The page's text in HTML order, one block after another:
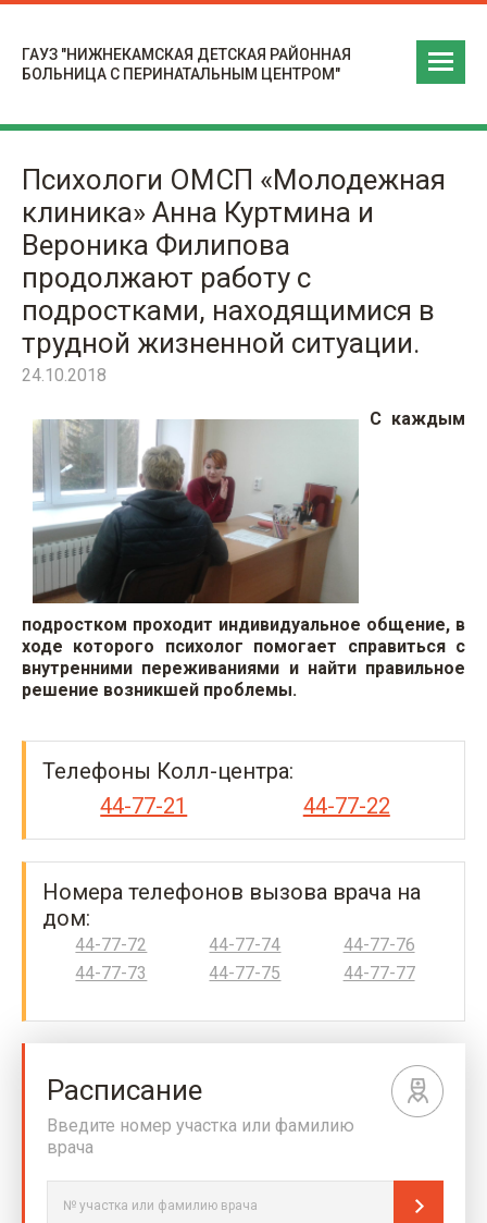
ГАУЗ "НИЖНЕКАМСКАЯ ДЕТСКАЯ РАЙОННАЯ
БОЛЬНИЦА С ПЕРИНАТАЛЬНЫМ ЦЕНТРОМ"
Психологи ОМСП «Молодежная
клиника» Анна Куртмина и
Вероника Филипова
продолжают работу с
подростками, находящимися в
трудной жизненной ситуации.
24.10.2018
С каждым
подростком проходит индивидуальное общение, в
ходе которого психолог помогает справиться с
внутренними переживаниями и найти правильное
решение возникшей проблемы.
Телефоны Колл-центра:
44-77-21
44-77-22
Номера телефонов вызова врача на
дом:
44-77-72
44-77-73
44-77-74
44-77-75
44-77-76
44-77-77
Расписание
Введите номер участка или фамилию
врача